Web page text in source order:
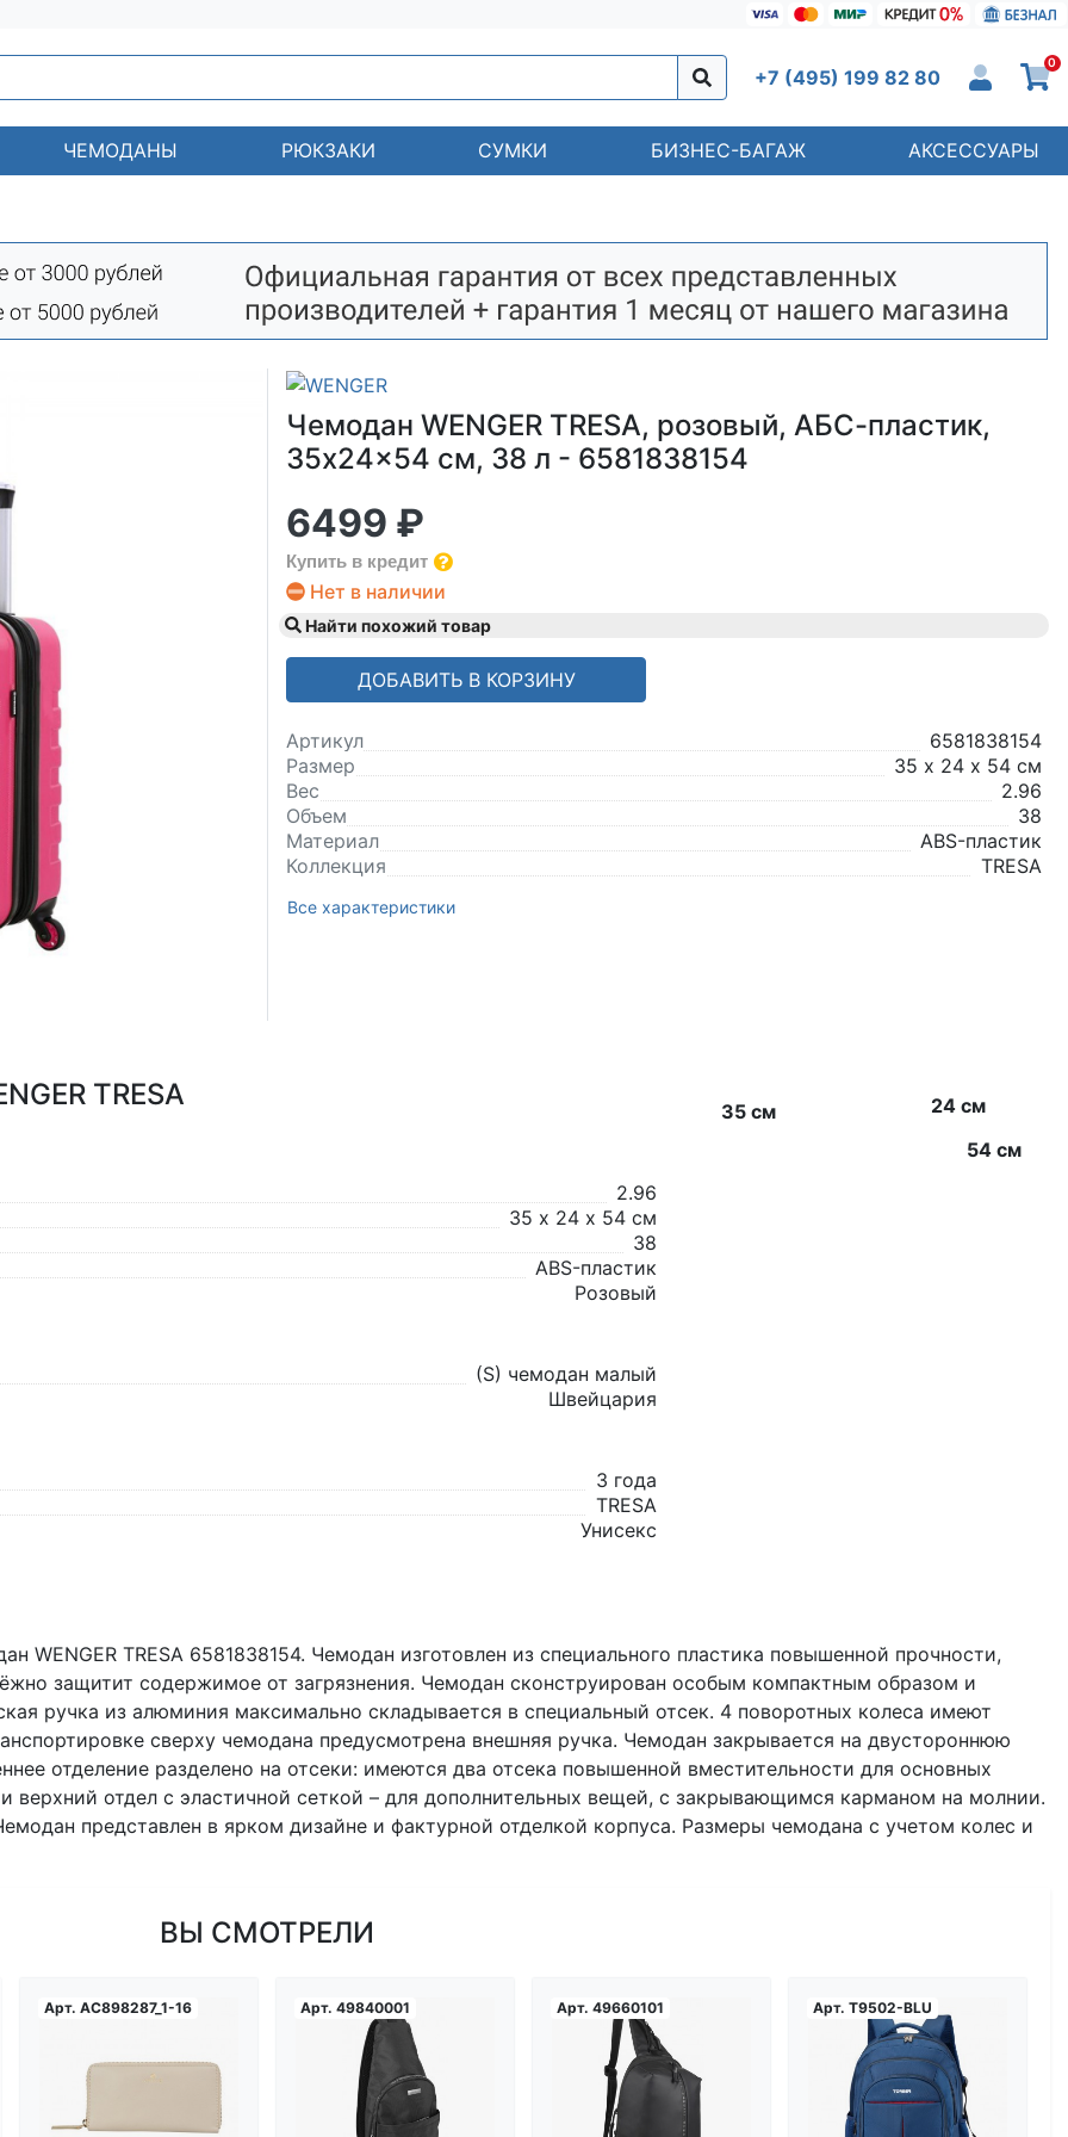
+7 (495) 199 82 80
0
ЧЕМОДАНЫ РЮКЗАКИ СУМКИ БИЗНЕС-БАГАЖ АКСЕССУАРЫ
Чемодан WENGER TRESA, розовый, АБС-пластик,
35x24x54 см, 38 л - 6581838154
6499 ₽
Купить в кредит
Нет в наличии
Найти похожий товар
ДОБАВИТЬ В КОРЗИНУ
Артикул
6581838154
Размер
35 х 24 х 54 см
Вес
2.96
Объем
38
Материал
ABS-пластик
Коллекция
TRESA
Все характеристики
TRESA
2.96
35 х 24 х 54 см
38
ABS-пластик
Розовый
(S) чемодан малый
Швейцария
3 года
TRESA
Унисекс
54 см
35 см 24 см
WENGER TRESA 6581838154. Чемодан изготовлен из специального пластика повышенной прочности,
защитит содержимое от загрязнения. Чемодан сконструирован особым компактным образом и
ручка из алюминия максимально складывается в специальный отсек. 4 поворотных колеса имеют
сверху чемодана предусмотрена внешняя ручка. Чемодан закрывается на двустороннюю
отделение разделено на отсеки: имеются два отсека повышенной вместительности для основных
отдел с эластичной сеткой – для дополнительных вещей, с закрывающимся карманом на молнии.
представлен в ярком дизайне и фактурной отделкой корпуса. Размеры чемодана с учетом колес и
ВЫ СМОТРЕЛИ
Арт. AC898287_1-16 Арт. 49840001
Загрузка...
Арт. 49660101
Загрузка...
Арт. T9502-BLU
Загрузка...